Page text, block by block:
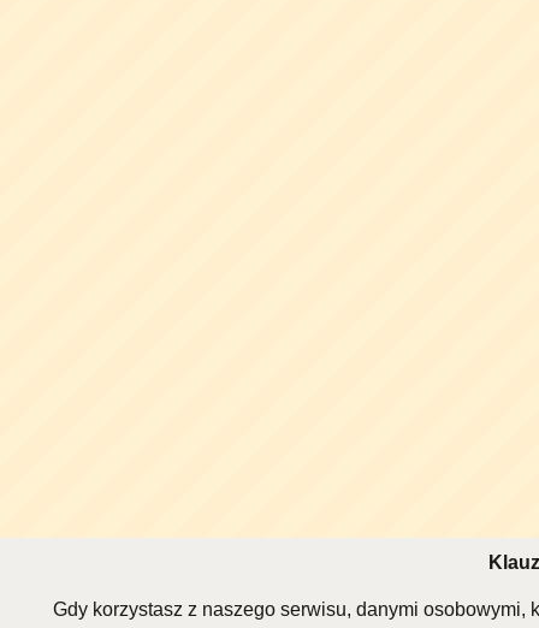
Gdy korzystasz z naszego serwisu, danymi osobowymi,